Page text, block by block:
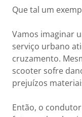
Que tal um
Vamos imaginar
serviço urbano
cruzamento.
scooter sofre
prejuízos
Então, o